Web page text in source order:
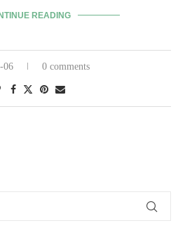
READING
06 0 comments